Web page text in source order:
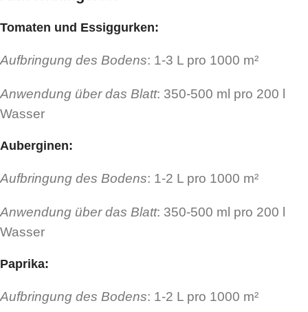
Tomaten und Essiggurken:
Aufbringung des Bodens: 1-3 L pro 1000 m²
Anwendung über das Blatt: 350-500 ml pro 200 l
Wasser
Auberginen:
Aufbringung des Bodens: 1-2 L pro 1000 m²
Anwendung über das Blatt: 350-500 ml pro 200 l
Wasser
Paprika:
Aufbringung des Bodens: 1-2 L pro 1000 m²